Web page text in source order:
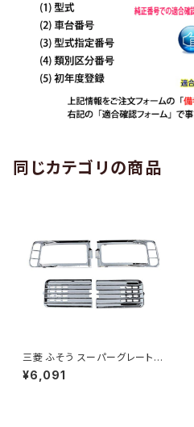
同じカテゴリの商品
三菱 ふそう スーパーグレート フ
ロント バンパー ガーニッシュ メ
ッキ 左右フォグガーニッシュ ZE
¥6,091